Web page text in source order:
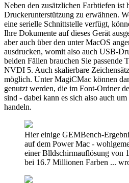
Neben den zusätzlichen Farbtiefen ist
Druckerunterstützung zu erwähnen.
eine serielle Schnittstelle verfügt,
Ihre Dokumente auf dieses Gerät
aber auch über den unter MacOS
ausdrucken, womit also auch USB-
beiden Fällen brauchen Sie passende
NVDI 5. Auch skalierbare
möglich. Unter MagiCMac können
genutzt werden, die im Font-Ordner
sind - dabei kann es sich also auch
handeln.
Hier einige GEMBench-
auf dem Power Mac -
einer Blldschirmauflösung von
bei 16.7 Millionen Farben ...